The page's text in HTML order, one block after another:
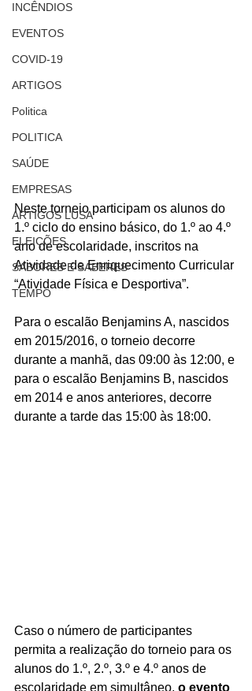
INCÊNDIOS
EVENTOS
COVID-19
ARTIGOS
Politica
POLITICA
SAÚDE
EMPRESAS
ARTIGOS LUSA
ELEIÇÕES
SABORES E SABERES
TEMPO
Neste torneio participam os alunos do
1.º ciclo do ensino básico, do 1.º ao 4.º
ano de escolaridade, inscritos na
Atividade de Enriquecimento Curricular
“Atividade Física e Desportiva”.
Para o escalão Benjamins A, nascidos
em 2015/2016, o torneio decorre
durante a manhã, das 09:00 às 12:00, e
para o escalão Benjamins B, nascidos
em 2014 e anos anteriores, decorre
durante a tarde das 15:00 às 18:00.
Caso o número de participantes
permita a realização do torneio para os
alunos do 1.º, 2.º, 3.º e 4.º anos de
escolaridade em simultâneo, o evento